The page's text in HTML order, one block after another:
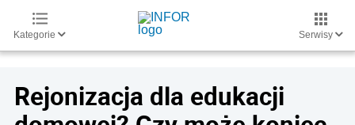
Kategorie Serwisy
Rejonizacja dla edukacji